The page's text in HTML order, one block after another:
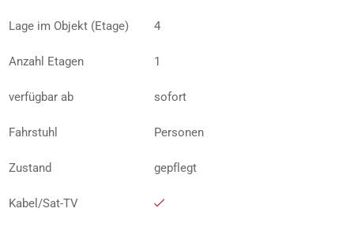
Lage im Objekt (Etage) 4
Anzahl Etagen 1
verfügbar ab sofort
Fahrstuhl Personen
Zustand gepflegt
Kabel/Sat-TV